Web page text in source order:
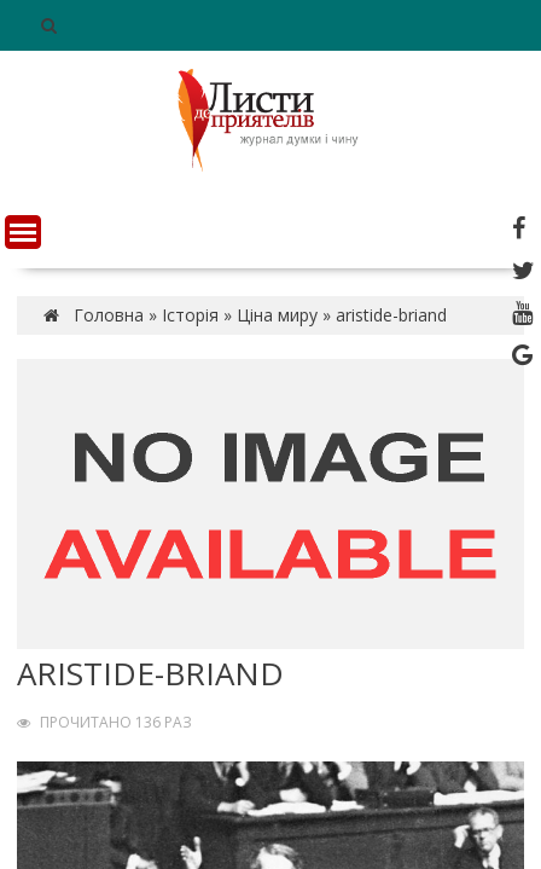
n
t
Головна » Історія » Ціна миру » aristide-briand
ARISTIDE-BRIAND
ПРОЧИТАНО 136 РАЗ